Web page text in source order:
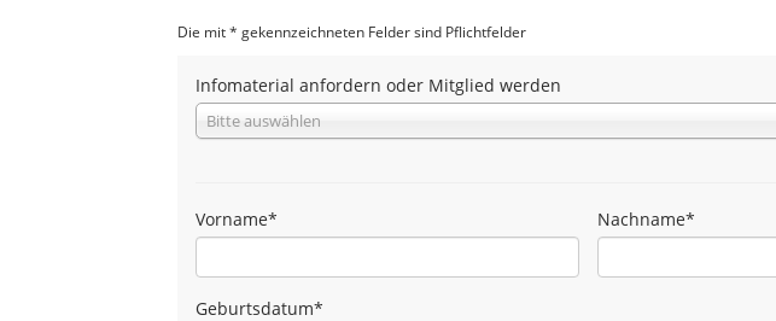
Die mit * gekennzeichneten Felder sind Pflichtfelder
Infomaterial anfordern oder Mitglied werden
Bitte auswählen
Vorname* Nachname*
Geburtsdatum*